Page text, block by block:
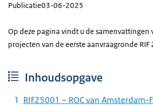
Publicatie03-06-2025
Op deze pagina vindt u de samenvattingen
projecten van de eerste aanvraagronde RIF
Inhoudsopgave
RIF25001 – ROC van Amsterdam-